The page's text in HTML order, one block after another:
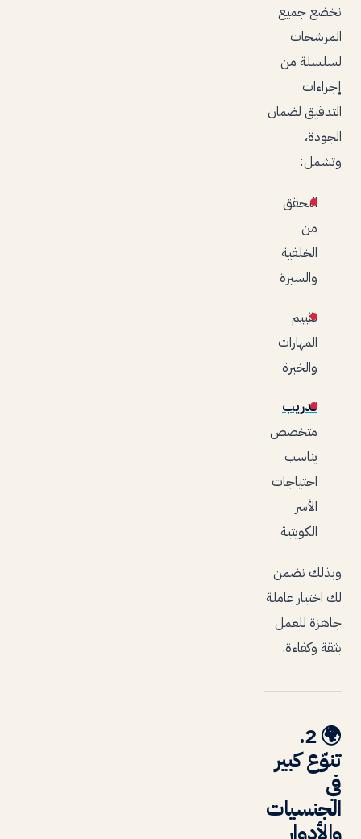
نخضع جميع
المرشحات
لسلسلة من
إجراءات
التدقيق لضمان
الجودة،
وتشمل:
التحقق
من
الخلفية
والسيرة
تقييم
المهارات
والخبرة
تدريب
متخصص
يناسب
احتياجات
الأسر
الكويتية
وبذلك نضمن
لك اختيار عاملة
جاهزة للعمل
بثقة وكفاءة.
🌍
2.
تنوّع كبير
في
الجنسيات